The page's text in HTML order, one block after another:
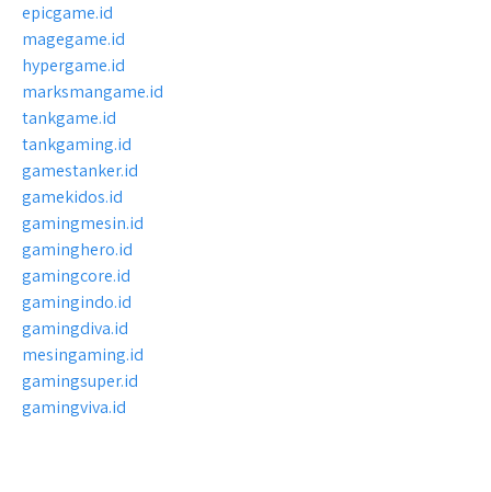
epicgame.id
magegame.id
hypergame.id
marksmangame.id
tankgame.id
tankgaming.id
gamestanker.id
gamekidos.id
gamingmesin.id
gaminghero.id
gamingcore.id
gamingindo.id
gamingdiva.id
mesingaming.id
gamingsuper.id
gamingviva.id